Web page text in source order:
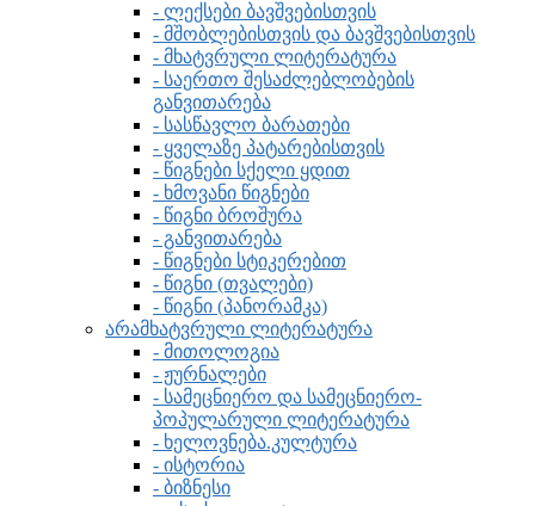
- ლექსები ბავშვებისთვის
- მშობლებისთვის და ბავშვებისთვის
- მხატვრული ლიტერატურა
- საერთო შესაძლებლობების
განვითარება
- სასწავლო ბარათები
- ყველაზე პატარებისთვის
- წიგნები სქელი ყდით
- ხმოვანი წიგნები
- წიგნი ბროშურა
- განვითარება
- წიგნები სტიკერებით
- წიგნი (თვალები)
- წიგნი (პანორამკა)
არამხატვრული ლიტერატურა
- მითოლოგია
- ჟურნალები
- სამეცნიერო და სამეცნიერო-
პოპულარული ლიტერატურა
- ხელოვნება.კულტურა
- ისტორია
- ბიზნესი